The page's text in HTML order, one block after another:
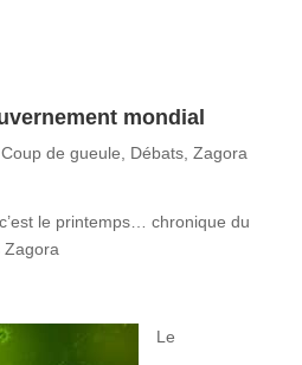
mondial
Coup de gueule Débats Zagora
le printemps… chronique du
Zagora
Le